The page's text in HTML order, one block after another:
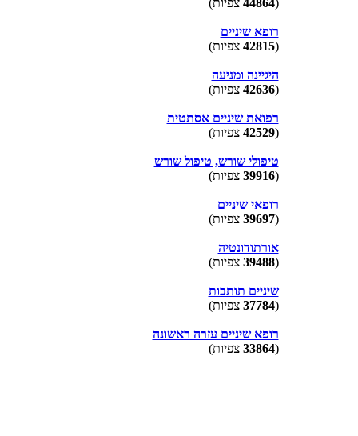
(
44864 צפיות)
רופא שיניים
(
42815 צפיות)
היגיינה ומניעה
(
42636 צפיות)
רפואת שיניים אסתטית
(
42529 צפיות)
טיפולי שורש, טיפול שורש
(
39916 צפיות)
רופאי שיניים
(
39697 צפיות)
אורתודונטיה
(
39488 צפיות)
שיניים תותבות
(
37784 צפיות)
רופא שיניים עזרה ראשונה
(
33864 צפיות)